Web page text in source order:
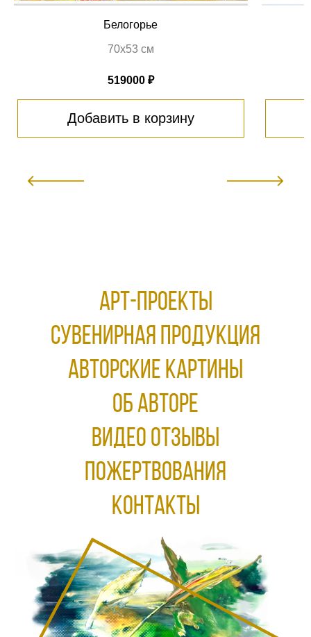
Белогорье
70х53 см
519000 ₽
Добавить в корзину
АРТ-ПРОЕКТЫ
Сувенирная продукция
АВТОРСКИЕ КАРТИНЫ
ОБ АВТОРЕ
ВИДЕО ОТЗЫВЫ
ПОЖЕРТВОВАНИЯ
КОНТАКТЫ